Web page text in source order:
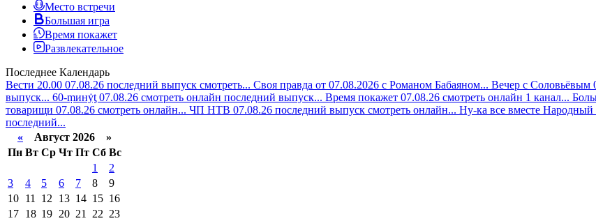
Место встречи
Большая игра
Время покажет
Развлекательное
Последнее Календарь
Вести 20.00 07.08.26 последний выпуск смотреть... Своя правда от 07.08.2026 с Романом Бабаяном... Вечер с Соловьёвым
выпуск... 60-ṃинẏƫ 07.08.26 смотреть онлайн последний выпуск... Время покажет 07.08.26 смотреть онлайн 1 канал...
товарищи 07.08.26 смотреть онлайн... ЧП НТВ 07.08.26 последний выпуск смотреть онлайн... Ну-ка все вместе Народный
последний...
« Август 2026 »
Пн Вт Ср Чт Пт Сб Вс
1
2
3
4 5 6 7 8
9
10 11 12 13 14 15 16
17 18 19 20 21 22 23